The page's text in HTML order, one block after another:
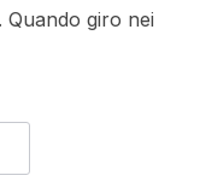
Quando giro nei